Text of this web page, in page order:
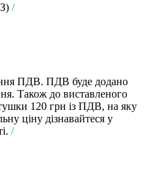
/
ПДВ. ПДВ буде додано
Також до виставленого
120 грн із ПДВ, на яку
ціну дізнавайтеся у
/